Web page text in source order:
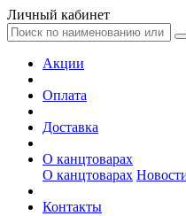
Личный кабинет
Акции
Оплата
Доставка
О канцтоварах
О канцтоварах
Контакты